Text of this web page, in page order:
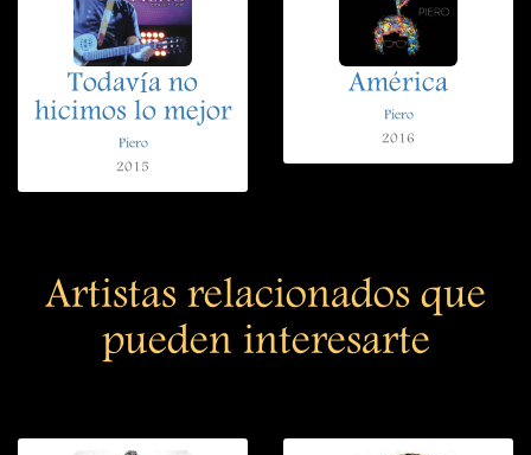
Todavía no
hicimos lo mejor
Piero
2015
América
Piero
2016
Artistas relacionados que
pueden interesarte